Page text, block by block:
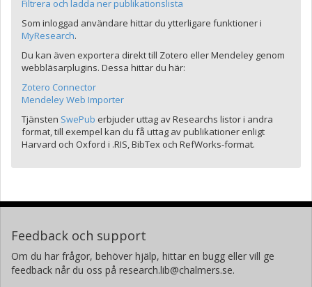
Filtrera och ladda ner publikationslista
Som inloggad användare hittar du ytterligare funktioner i
MyResearch.
Du kan även exportera direkt till Zotero eller Mendeley genom
webbläsarplugins. Dessa hittar du här:
Zotero Connector
Mendeley Web Importer
Tjänsten SwePub erbjuder uttag av Researchs listor i andra
format, till exempel kan du få uttag av publikationer enligt
Harvard och Oxford i .RIS, BibTex och RefWorks-format.
Feedback och support
Om du har frågor, behöver hjälp, hittar en bugg eller vill ge
feedback når du oss på research.lib@chalmers.se.